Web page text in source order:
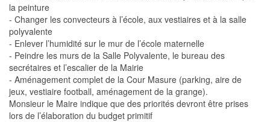
la peinture
- Changer les convecteurs à l’école, aux vestiaires et à la salle
polyvalente
- Enlever l’humidité sur le mur de l’école maternelle
- Peindre les murs de la Salle Polyvalente, le bureau des
secrétaires et l’escalier de la Mairie
- Aménagement complet de la Cour Masure (parking, aire de
jeux, vestiaire football, aménagement de la grange).
Monsieur le Maire indique que des priorités devront être prises
lors de l’élaboration du budget primitif